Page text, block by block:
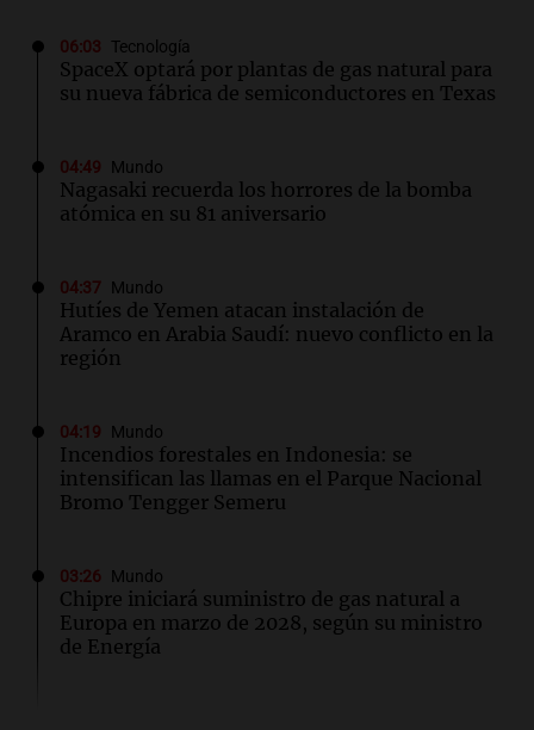
06:03 Tecnología
SpaceX optará por plantas de gas natural para
su nueva fábrica de semiconductores en Texas
04:49 Mundo
Nagasaki recuerda los horrores de la bomba
atómica en su 81 aniversario
04:37 Mundo
Hutíes de Yemen atacan instalación de
Aramco en Arabia Saudí: nuevo conflicto en la
región
04:19 Mundo
Incendios forestales en Indonesia: se
intensifican las llamas en el Parque Nacional
Bromo Tengger Semeru
03:26 Mundo
Chipre iniciará suministro de gas natural a
Europa en marzo de 2028, según su ministro
de Energía